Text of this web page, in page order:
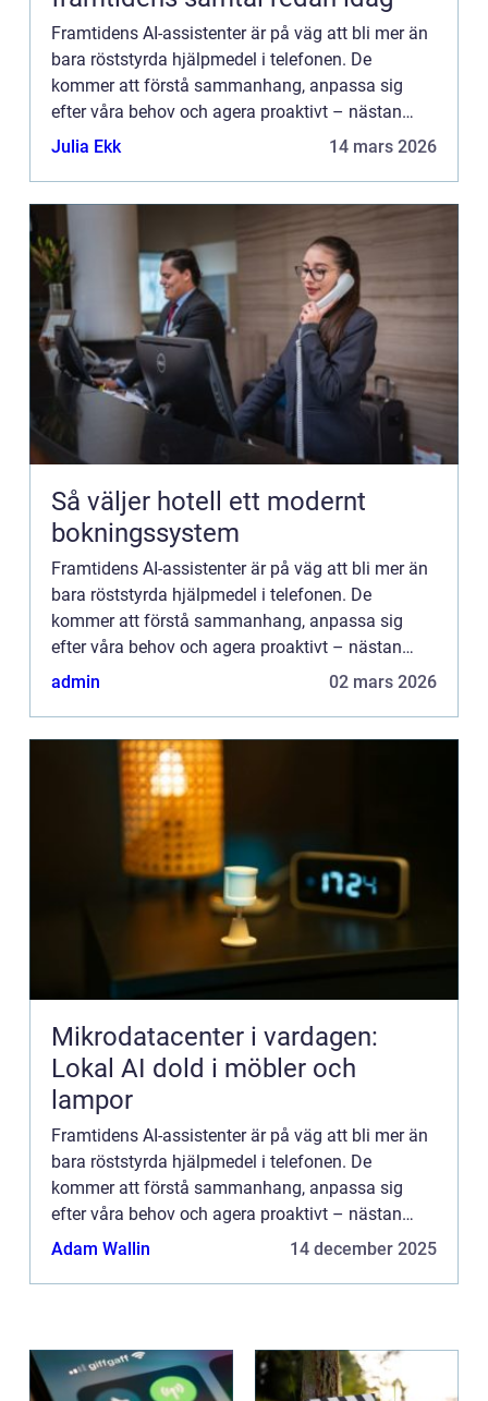
Framtidens AI-assistenter är på väg att bli mer än
bara röststyrda hjälpmedel i telefonen. De
kommer att förstå sammanhang, anpassa sig
efter våra behov och agera proaktivt – nästan
som en ko...
Julia Ekk 14 mars 2026
Så väljer hotell ett modernt
bokningssystem
Framtidens AI-assistenter är på väg att bli mer än
bara röststyrda hjälpmedel i telefonen. De
kommer att förstå sammanhang, anpassa sig
efter våra behov och agera proaktivt – nästan
som en ko...
admin 02 mars 2026
Mikrodatacenter i vardagen:
Lokal AI dold i möbler och
lampor
Framtidens AI-assistenter är på väg att bli mer än
bara röststyrda hjälpmedel i telefonen. De
kommer att förstå sammanhang, anpassa sig
efter våra behov och agera proaktivt – nästan
som en ko...
Adam Wallin 14 december 2025